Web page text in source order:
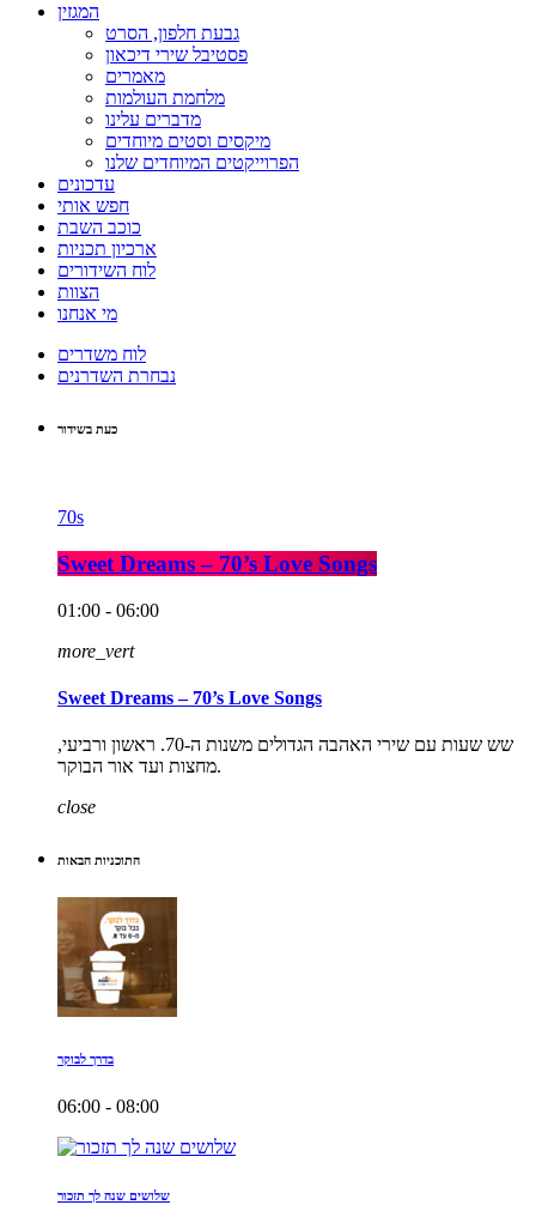
המגזין
גבעת חלפון, הסרט
פסטיבל שירי דיכאון
מאמרים
מלחמת העולמות
מדברים עלינו
מיקסים וסטים מיוחדים
הפרוייקטים המיוחדים שלנו
עדכונים
חפש אותי
כוכב השבת
ארכיון תכניות
לוח השידורים
הצוות
מי אנחנו
לוח משדרים
נבחרת השדרנים
כעת בשידור
70s
Sweet Dreams – 70’s Love Songs
01:00 - 06:00
more_vert
Sweet Dreams – 70’s Love Songs
שש שעות עם שירי האהבה הגדולים משנות ה-70. ראשון ורביעי,
מחצות ועד אור הבוקר.
close
התוכניות הבאות
בדרך לבוקר
06:00 - 08:00
שלושים שנה לך תזכור